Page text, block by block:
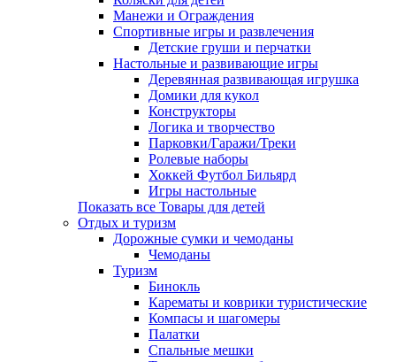
Манежи и Ограждения
Спортивные игры и развлечения
Детские груши и перчатки
Настольные и развивающие игры
Деревянная развивающая игрушка
Домики для кукол
Конструкторы
Логика и творчество
Парковки/Гаражи/Треки
Ролевые наборы
Хоккей Футбол Бильярд
Игры настольные
Показать все Товары для детей
Отдых и туризм
Дорожные сумки и чемоданы
Чемоданы
Туризм
Бинокль
Карематы и коврики туристические
Компасы и шагомеры
Палатки
Спальные мешки